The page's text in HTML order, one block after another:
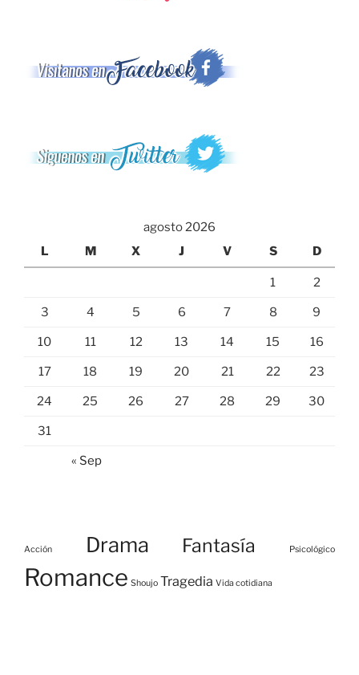
agosto 2026
L
M X J V S D
1 2
3 4 5 6 7 8 9
10 11 12 13 14 15 16
17 18 19 20 21 22 23
24 25 26 27 28 29 30
31
« Sep
Acción Drama Fantasía Psicológico
Romance Shoujo Tragedia Vida cotidiana